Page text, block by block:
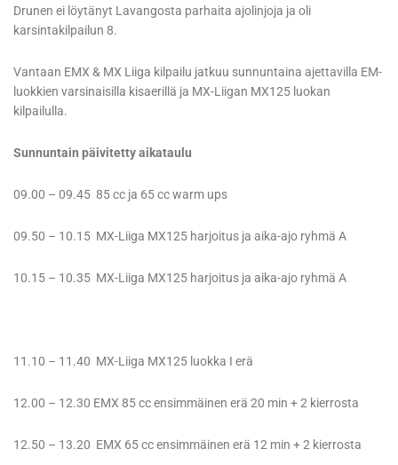
Drunen ei löytänyt Lavangosta parhaita ajolinjoja ja oli
karsintakilpailun 8.
Vantaan EMX & MX Liiga kilpailu jatkuu sunnuntaina ajettavilla EM-
luokkien varsinaisilla kisaerillä ja MX-Liigan MX125 luokan
kilpailulla.
Sunnuntain päivitetty aikataulu
09.00 – 09.45 85 cc ja 65 cc warm ups
09.50 – 10.15 MX-Liiga MX125 harjoitus ja aika-ajo ryhmä A
10.15 – 10.35 MX-Liiga MX125 harjoitus ja aika-ajo ryhmä A
11.10 – 11.40 MX-Liiga MX125 luokka I erä
12.00 – 12.30 EMX 85 cc ensimmäinen erä 20 min + 2 kierrosta
12.50 – 13.20 EMX 65 cc ensimmäinen erä 12 min + 2 kierrosta